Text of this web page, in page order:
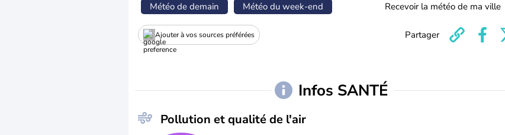
Météo de demain Météo du week-end Recevoir la météo de ma ville
Ajouter à vos sources préférées Partager
Infos SANTÉ
Pollution et qualité de l'air